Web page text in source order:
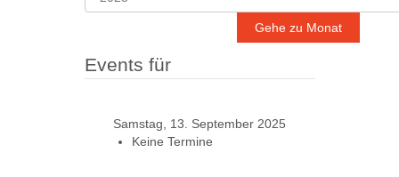
Gehe zu Monat
Events für
Samstag, 13. September 2025
Keine Termine